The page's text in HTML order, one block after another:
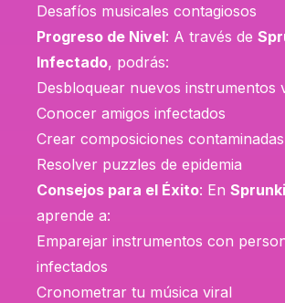
Desafíos musicales contagiosos
Progreso de Nivel: A través de
Infectado, podrás:
Desbloquear nuevos instrumentos
Conocer amigos infectados
Crear composiciones contaminadas
Resolver puzzles de epidemia
Consejos para el Éxito: En
aprende a:
Emparejar instrumentos con
infectados
Cronometrar tu música viral